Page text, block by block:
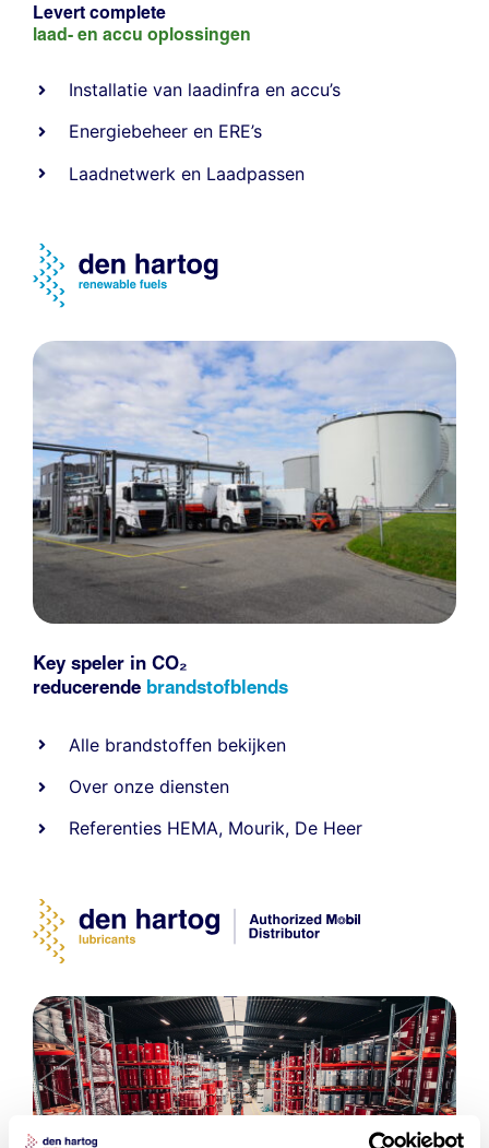
Levert complete
laad- en accu oplossingen
Installatie van laadinfra en accu’s
Energiebeheer en ERE’s
Laadnetwerk en Laadpassen
Key speler in CO₂
reducerende brandstofblends
Alle brandstoffen bekijken
Over onze diensten
Referenties HEMA, Mourik, De Heer